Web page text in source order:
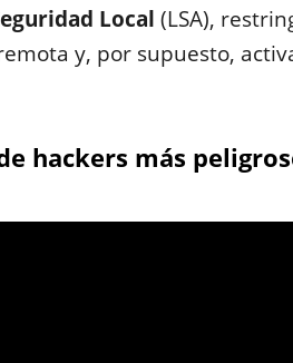
Local (LSA),
y, por supuesto,
hackers más